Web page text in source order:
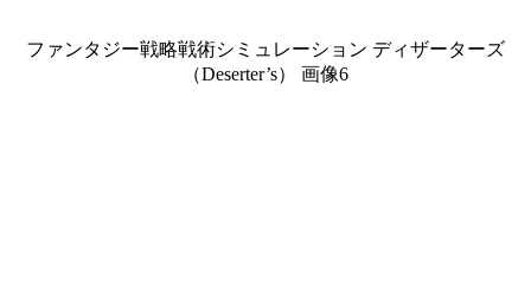
ファンタジー戦略戦術シミュレーション ディザーターズ
（Deserter’s） 画像6